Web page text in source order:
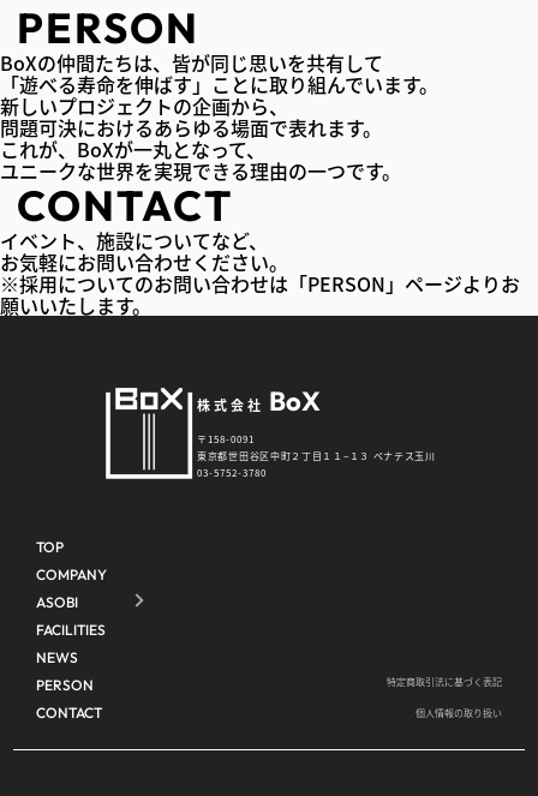
PERSON
BoXの仲間たちは、皆が同じ思いを共有して
「遊べる寿命を伸ばす」ことに取り組んでいます。
新しいプロジェクトの企画から、
問題可決におけるあらゆる場面で表れます。
これが、BoXが一丸となって、
ユニークな世界を実現できる理由の一つです。
CONTACT
イベント、施設についてなど、
お気軽にお問い合わせください。
※採用についてのお問い合わせは「PERSON」ページよりお
願いいたします。
株式会社 BoX
〒158-0091
東京都世田谷区中町２丁目１１−１３ ペナテス玉川
03-5752-3780
TOP
COMPANY
ASOBI
FACILITIES
NEWS
PERSON
CONTACT
特定商取引法に基づく表記
個人情報の取り扱い